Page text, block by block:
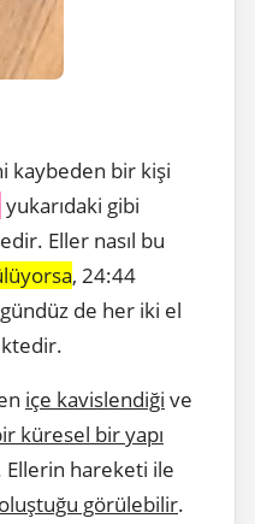
kaybeden bir kişi
yukarıdaki gibi
Eller nasıl bu
, 24:44
de her iki el
içe kavislendiği ve
küresel bir yapı
Ellerin hareketi ile
görülebilir.